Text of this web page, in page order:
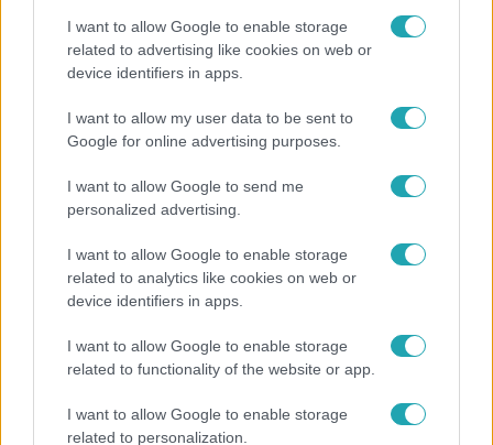
I want to allow Google to enable storage
related to advertising like cookies on web or
device identifiers in apps.
I want to allow my user data to be sent to
Google for online advertising purposes.
I want to allow Google to send me
personalized advertising.
I want to allow Google to enable storage
related to analytics like cookies on web or
device identifiers in apps.
I want to allow Google to enable storage
related to functionality of the website or app.
I want to allow Google to enable storage
related to personalization.
ez nagyon ciki!”